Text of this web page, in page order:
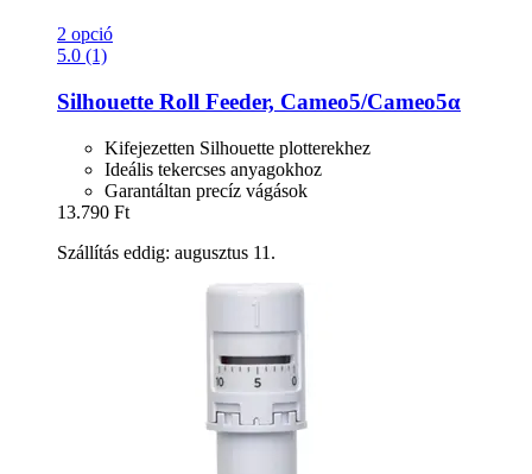
2 opció
5.0 (1)
Silhouette Roll Feeder, Cameo5/Cameo5α
Kifejezetten Silhouette plotterekhez
Ideális tekercses anyagokhoz
Garantáltan precíz vágások
13.790 Ft
Szállítás eddig: augusztus 11.